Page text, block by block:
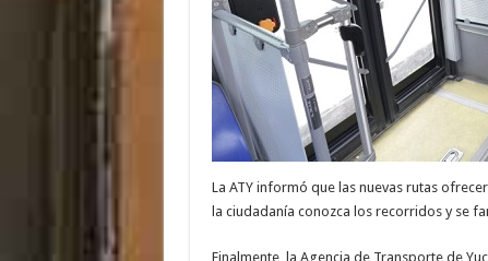
La ATY informó que las nuevas rutas
la ciudadanía conozca los recorridos y se
Finalmente, la Agencia de Transporte de